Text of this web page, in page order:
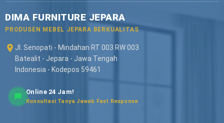
DIMA FURNITURE JEPARA
PRODUSEN MEBEL JEPARA BERKUALITAS
Jl. Senopati - Mindahan RT 003 RW 003
Batealit - Jepara - Jawa Tengah
Indonesia - Kodepos 59461
Online 24 Jam!
Konsultasi Tanya Jawab Fast Response